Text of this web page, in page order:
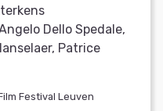
Dello Spedale,
Patrice
Festival Leuven